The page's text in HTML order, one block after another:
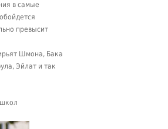
в самые
превысит
Шмона, Бака
Эйлат и так